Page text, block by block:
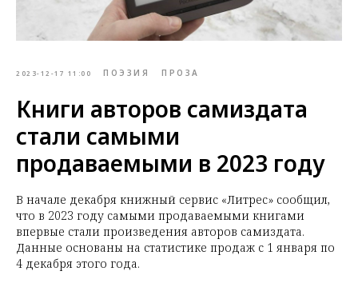
2023-12-17 11:00 ПОЭЗИЯ ПРОЗА
Книги авторов самиздата
стали самыми
продаваемыми в 2023 году
В начале декабря книжный сервис «Литрес» сообщил,
что в 2023 году самыми продаваемыми книгами
впервые стали произведения авторов самиздата.
Данные основаны на статистике продаж с 1 января по
4 декабря этого года.